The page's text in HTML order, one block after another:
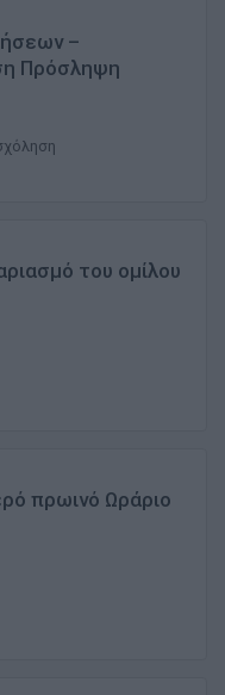
–
Πρόσληψη
του ομίλου
πρωινό Ωράριο